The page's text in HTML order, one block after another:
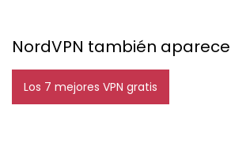
NordVPN también
Los 7 mejores VPN gratis